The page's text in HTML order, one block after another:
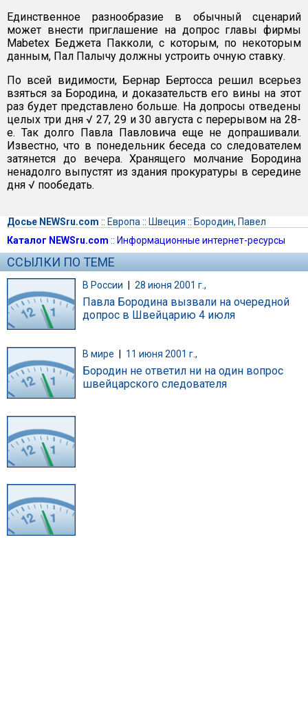
Единственное разнообразие в обычный сценарий
может внести приглашение на допрос главы фирмы
Mabetex Беджета Пакколи, с которым, по некоторым
данным, Пал Палычу должны устроить очную ставку.
По всей видимости, Бернар Бертосса решил всерьез
взяться за Бородина, и доказательств его вины на этот
раз будет представлено больше. На допросы отведены
целых три дня √ 27, 29 и 30 августа с перерывом на 28-
е. Так долго Павла Павловича еще не допрашивали.
Известно, что в понедельник беседа со следователем
затянется до вечера. Хранящего молчание Бородина
ненадолго выпустят из здания прокуратуры в середине
дня √ пообедать.
Досье NEWSru.com :: Европа :: Швеция :: Бородин, Павел
Каталог NEWSru.com :: Информационные интернет-ресурсы
ССЫЛКИ ПО ТЕМЕ
В России | 28 июня 2001 г.,
Павла Бородина вызвали на очередной
допрос в Швейцарию 4 июля
В мире 11 июня 2001 г.,
Бородин не ответил ни на один вопрос
швейцарского следователя